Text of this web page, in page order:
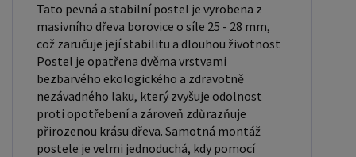
jednotlivce, kteří hledají více prostoru než
standardní jednolůžko nabízí. Rozměry postele
160x200 cm a 180x200 cm jsou považovány za
standardní pro dvoulůžkovou postel. Před
nákupem postele se ujistěte, že máte dostatek
místa ve své ložnici. Materiál postele: Masiv
borovice je typ dřeva, který je známý svou dobrou
Tato pevná a stabilní postel je vyrobena z
masivního dřeva borovice o síle 25 - 28 mm,
což zaručuje její stabilitu a dlouhou životnost
Postel je opatřena dvěma vrstvami
bezbarvého ekologického a zdravotně
nezávadného laku, který zvyšuje odolnost
proti opotřebení a zároveň zdůrazňuje
přirozenou krásu dřeva. Samotná montáž
postele je velmi jednoduchá, kdy pomocí